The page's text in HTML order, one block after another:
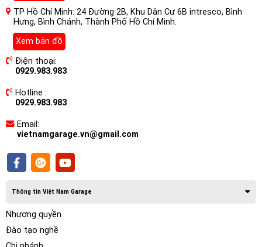
trong điều kiện thời tiết không thuận lợi, bóng đèn ô tô chính
hãng không chỉ mang lại ánh sáng tốt mà còn đảm bảo an
toàn cho người lái và các phương tiện tham gia giao thông.
Trên thị trường hiện nay, có rất nhiều loại bóng đèn ô tô khác
nhau, nhưng việc lựa chọn bóng đèn chính hãng là điều cần
thiết để đảm bảo hiệu suất và tuổi thọ của hệ thống chiếu
sáng.
TP Hồ Chí Minh: 24 Đường 2B, Khu Dân Cư 6B intresco, Bình
Hưng, Bình Chánh, Thành Phố Hồ Chí Minh.
Xem bản đồ
Điện thoại:
0929.983.983
Hotline :
0929.983.983
Email:
vietnamgarage.vn@gmail.com
Thông tin Việt Nam Garage
Nhượng quyền
Đào tạo nghề